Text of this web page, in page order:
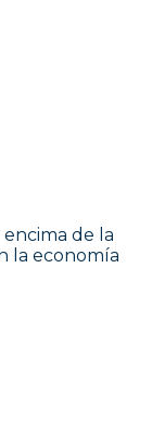
de la
la economía